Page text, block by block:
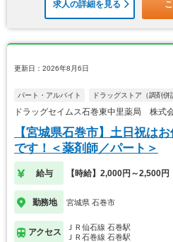
求人の詳細を見る
更新日：2026年8月6日
パート・アルバイト ドラッグストア（調剤併
ドラッグセイムス石巻東中里薬局 株式
【宮城県石巻市】土日祝は
です！＜薬剤師／パート＞
給与 【時給】2,000円～2,500円
勤務地 宮城県 石巻市
アクセス
ＪＲ仙石線 石巻駅
ＪＲ石巻線 石巻駅